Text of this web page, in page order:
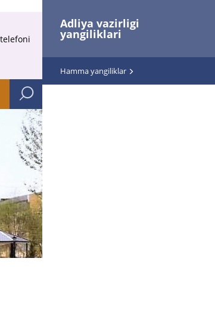
Adliya vazirligi
yangiliklari
Hamma yangiliklar